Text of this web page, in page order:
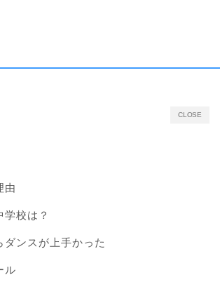
CLOSE
由
校は？
ンスが上手かった
ル